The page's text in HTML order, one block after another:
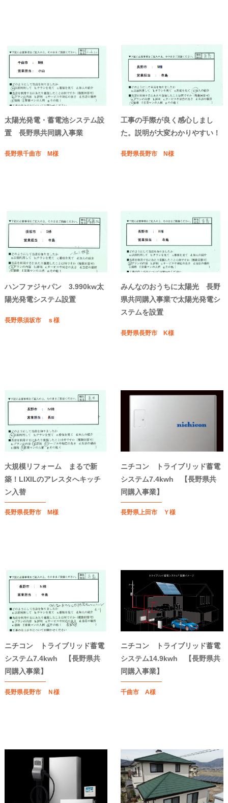
太陽光発電・蓄電池システム設
置 長野県共同購入事業
長野県千曲市 M様
工事の手際が良く感心しまし
た。説明が大変わかりやすい！
長野県長野市 N様
ハンファジャパン 3.990kw太
陽光発電システム設置
長野県須坂市 ｓ様
みんなのおうちに太陽光 長野
県共同購入事業で太陽光発電シ
ステムを設置
長野県長野市 K様
大規模リフォーム まるで新
築！LIXILのアレスタへキッチ
ン入替
長野県長野市 M様
ニチコン トライブリッド蓄電
システム7.4kwh 【長野県共
同購入事業】
長野県上田市 Ｙ様
ニチコン トライブリッド蓄電
システム7.4kwh 【長野県共
同購入事業】
長野県長野市 Ｎ様
ニチコン トライブリッド蓄電
システム14.9kwh 【長野県共
同購入事業】
千曲市 A様